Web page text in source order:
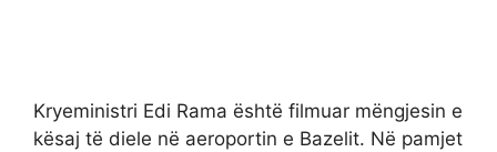
Kryeministri Edi Rama është filmuar mëngjesin e
kësaj të diele në aeroportin e Bazelit. Në pamjet